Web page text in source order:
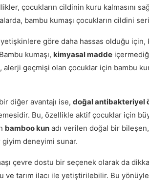
çocukların cildinin kuru kalmasını
bambu kumaşı çocukların cildini
göre daha hassas olduğu için,
kumaşı, kimyasal madde
alerji geçmişi olan çocuklar için bambu
diğer avantajı ise, doğal antibakteriyel
Bu, özellikle aktif çocuklar için
bamboo kun adı verilen doğal bir
giyim deneyimi sunar.
çevre dostu bir seçenek olarak da
ve tarım ilacı ile yetiştirilebilir. Bu